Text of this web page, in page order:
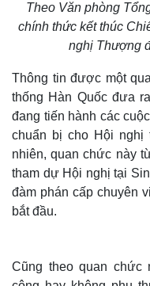
Theo Văn phòng
chính thức kết thúc
nghị Thượng
Thông tin được một
thống Hàn Quốc đưa
đang tiến hành các
chuẩn bị cho Hội
nhiên, quan chức này
tham dự Hội nghị tại
đàm phán cấp chuyên
bắt đầu.
Cũng theo quan chức